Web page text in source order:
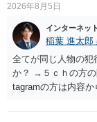
2026年8月5日
インターネッ
稲葉 進太郎
全てが同じ人物の犯
か？ →５ｃｈの方の
tagramの方は内容
いでしょう。７月中